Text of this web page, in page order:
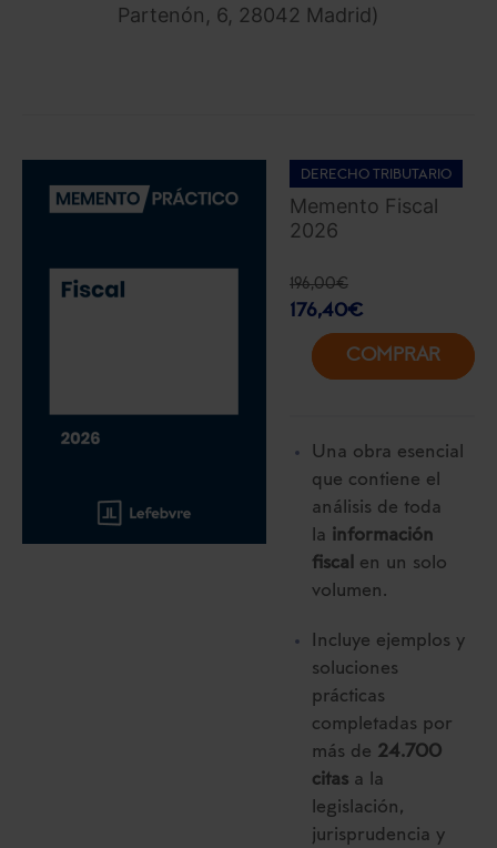
Partenón, 6, 28042 Madrid)
DERECHO TRIBUTARIO
Memento Fiscal
2026
196,00€
176,40€
COMPRAR
Una obra esencial
que contiene el
análisis de toda
la información
fiscal en un solo
volumen.
Incluye ejemplos y
soluciones
prácticas
completadas por
más de 24.700
citas a la
legislación,
jurisprudencia y